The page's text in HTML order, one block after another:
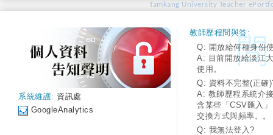
Tamkang University Teacher
系統維護: 資訊處
GoogleAnalytics
教師歷程問與答:
Q: 開放給何種身份
A: 目前開放給淡江
使用。
Q: 資料不完整(正確
A: 教師歷程系統介
含某些「CSV匯入
交換方式與頻率。。
Q: 我無法登入?